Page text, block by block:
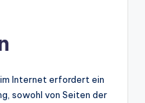
Internet erfordert ein
sowohl von Seiten der